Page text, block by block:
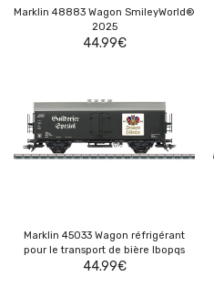
Marklin 48883 Wagon SmileyWorld®
2025
44.99€
Marklin 45033 Wagon réfrigérant
pour le transport de bière Ibopqs
44.99€